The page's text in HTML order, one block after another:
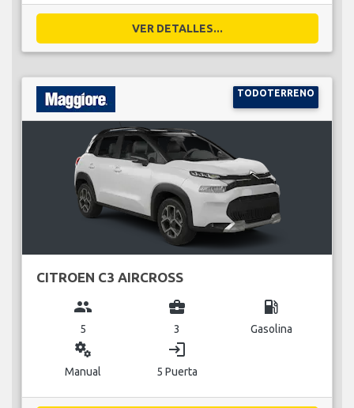
VER DETALLES...
TODOTERRENO
CITROEN C3 AIRCROSS
group
5
business_center
3
local_gas_station
Gasolina
miscellaneous_services
Manual
login
5 Puerta